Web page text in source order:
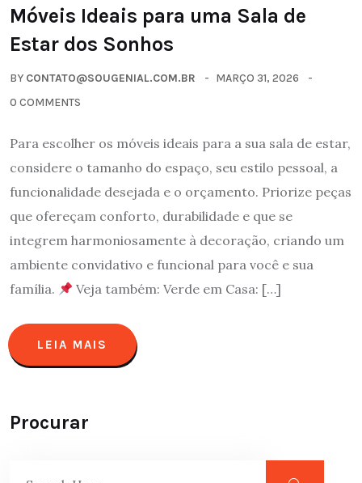
Móveis Ideais para uma Sala de
Estar dos Sonhos
BY CONTATO@SOUGENIAL.COM.BR
MARÇO 31, 2026
0 COMMENTS
Para escolher os móveis ideais para a sua sala de estar,
considere o tamanho do espaço, seu estilo pessoal, a
funcionalidade desejada e o orçamento. Priorize peças
que ofereçam conforto, durabilidade e que se
integrem harmoniosamente à decoração, criando um
ambiente convidativo e funcional para você e sua
família.
Veja também: Verde em Casa: […]
LEIA MAIS
Procurar